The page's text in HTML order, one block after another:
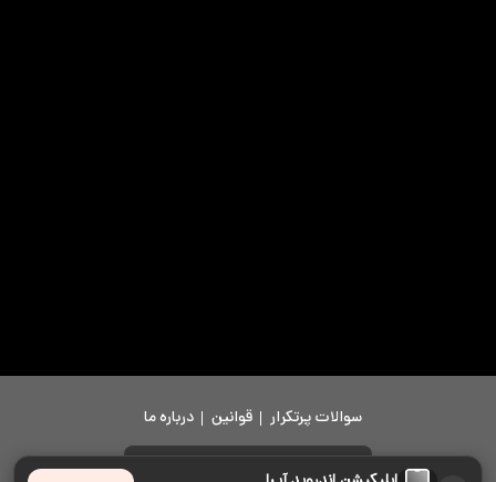
سوالات پرتکرار قوانین درباره ما
دانلود اپلیکیشن